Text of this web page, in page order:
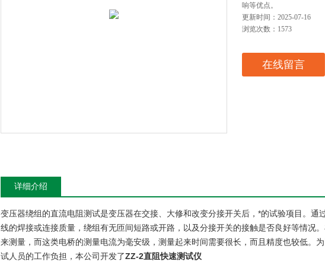
响等优点。
更新时间：2025-07-16
浏览次数：1573
在线留言
详细介绍
变压器绕组的直流电阻测试是变压器在交接、大修和改变分接开关后，*的试验项目。通
线的焊接或连接质量，绕组有无匝间短路或开路，以及分接开关的接触是否良好等情况
来测量，而这类电桥的测量电流为毫安级，测量起来时间需要很长，而且精度也较低。
试人员的工作负担，本公司开发了ZZ-2直阻快速测试仪